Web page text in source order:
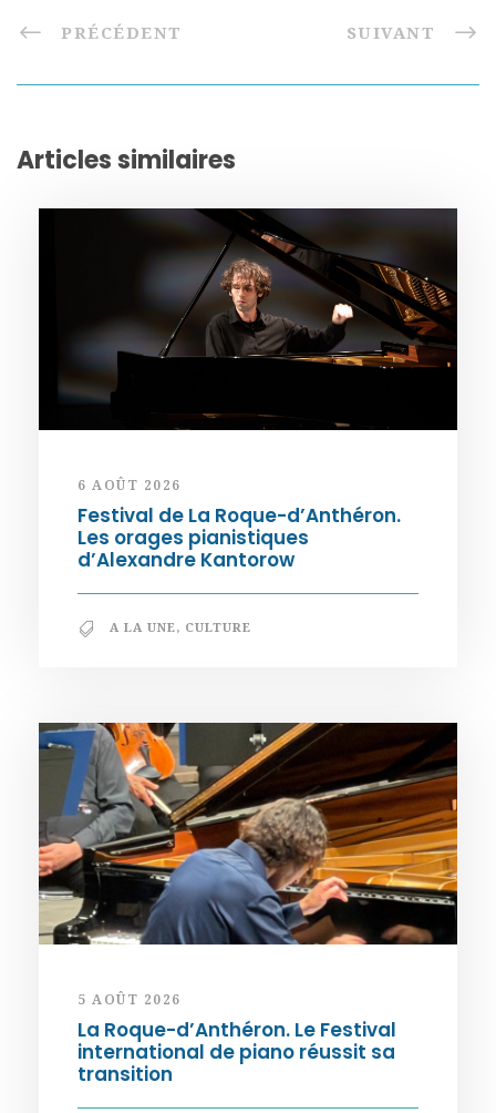
PRÉCÉDENT SUIVANT
Articles similaires
6 AOÛT 2026
Festival de La Roque-d’Anthéron.
Les orages pianistiques
d’Alexandre Kantorow
A LA UNE, CULTURE
5 AOÛT 2026
La Roque-d’Anthéron. Le Festival
international de piano réussit sa
transition